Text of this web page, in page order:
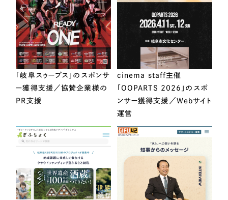
「岐阜スゥープス」のスポンサ
ー獲得支援／協賛企業様の
PR支援
cinema staff主催
「OOPARTS 2026」のスポ
ンサー獲得支援／Webサイト
運営